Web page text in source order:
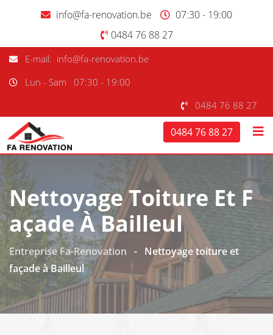
info@fa-renovation.be
07:30 - 19:00
0484 76 88 27
E-mail: info@fa-renovation.be
Lun - Sam 07:30 - 19:00
0484 76 88 27
0484 76 88 27
Nettoyage Toiture Et F
Açade À Bailleul
Entreprise Fa-Renovation - Nettoyage toiture et
façade à Bailleul